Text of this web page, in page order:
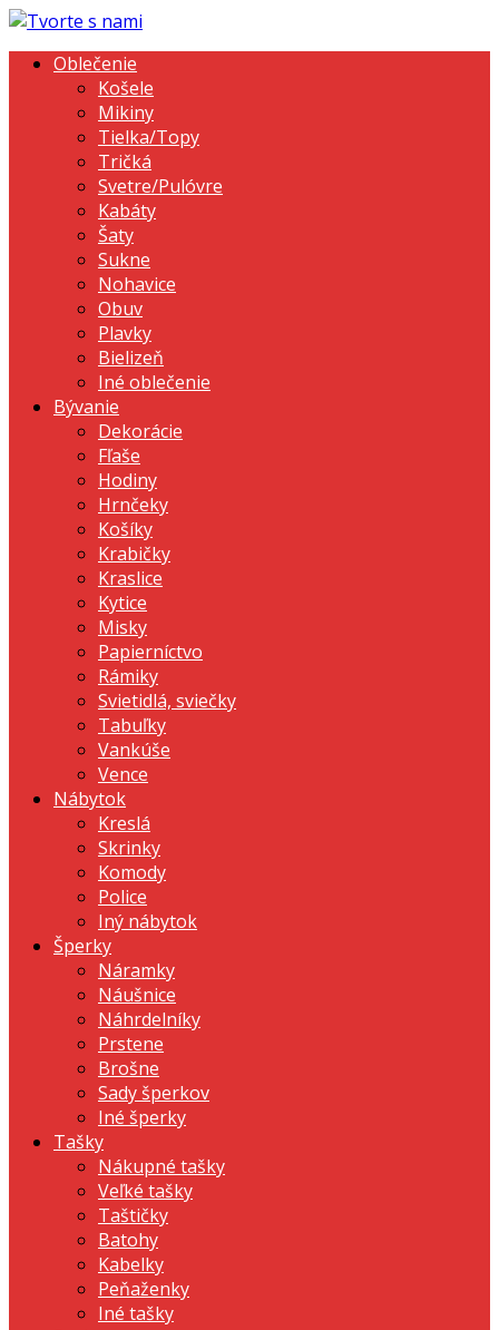
Oblečenie
Košele
Mikiny
Tielka/Topy
Tričká
Svetre/Pulóvre
Kabáty
Šaty
Sukne
Nohavice
Obuv
Plavky
Bielizeň
Iné oblečenie
Bývanie
Dekorácie
Fľaše
Hodiny
Hrnčeky
Košíky
Krabičky
Kraslice
Kytice
Misky
Papierníctvo
Rámiky
Svietidlá, sviečky
Tabuľky
Vankúše
Vence
Nábytok
Kreslá
Skrinky
Komody
Police
Iný nábytok
Šperky
Náramky
Náušnice
Náhrdelníky
Prstene
Brošne
Sady šperkov
Iné šperky
Tašky
Nákupné tašky
Veľké tašky
Taštičky
Batohy
Kabelky
Peňaženky
Iné tašky